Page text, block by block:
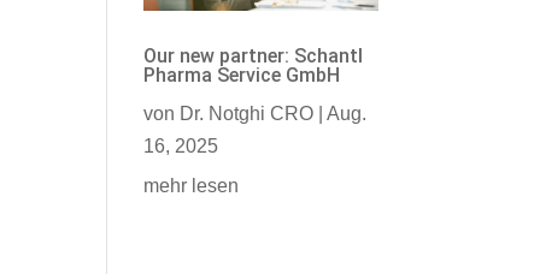
Our new partner: Schantl
Pharma Service GmbH
von Dr. Notghi CRO |Aug.
16, 2025
mehr lesen